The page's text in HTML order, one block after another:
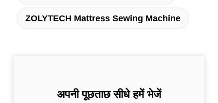
ZOLYTECH Mattress Sewing Machine
अपनी पूछताछ सीधे हमें भेजें